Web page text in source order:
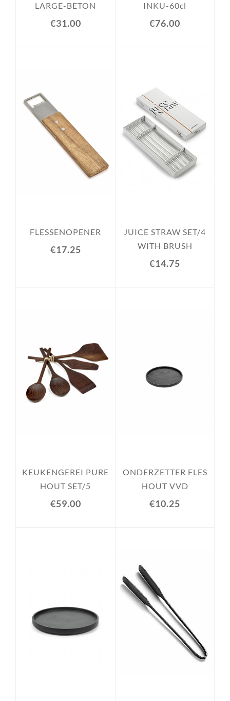
LARGE-BETON
€31.00
INKU-60cl
€76.00
FLESSENOPENER
€17.25
JUICE STRAW SET/4
WITH BRUSH
€14.75
KEUKENGEREI PURE
HOUT SET/5
€59.00
ONDERZETTER FLES
HOUT VVD
€10.25